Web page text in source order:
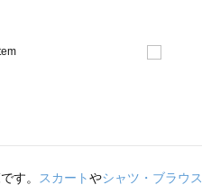
す。 スカートやシャツ・ブラウス